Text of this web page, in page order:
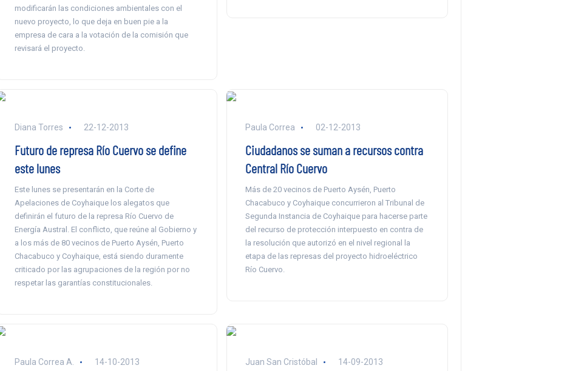
modificarán las condiciones ambientales con el
nuevo proyecto, lo que deja en buen pie a la
empresa de cara a la votación de la comisión que
revisará el proyecto.
Diana Torres 22-12-2013
Futuro de represa Río Cuervo se define
este lunes
Este lunes se presentarán en la Corte de
Apelaciones de Coyhaique los alegatos que
definirán el futuro de la represa Río Cuervo de
Energía Austral. El conflicto, que reúne al Gobierno y
a los más de 80 vecinos de Puerto Aysén, Puerto
Chacabuco y Coyhaique, está siendo duramente
criticado por las agrupaciones de la región por no
respetar las garantías constitucionales.
Paula Correa 02-12-2013
Ciudadanos se suman a recursos contra
Central Río Cuervo
Más de 20 vecinos de Puerto Aysén, Puerto
Chacabuco y Coyhaique concurrieron al Tribunal de
Segunda Instancia de Coyhaique para hacerse parte
del recurso de protección interpuesto en contra de
la resolución que autorizó en el nivel regional la
etapa de las represas del proyecto hidroeléctrico
Río Cuervo.
Paula Correa A. 14-10-2013 Juan San Cristóbal 14-09-2013